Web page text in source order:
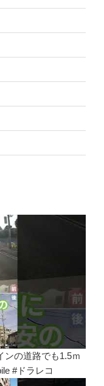
ンの道路でも1.5ｍ
#ドラレコ